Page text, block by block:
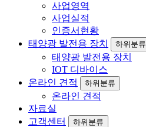
사업영역
사업실적
인증서현황
태양광 발전용 장치
하위분류
태양광 발전용 장치
IOT 디바이스
온라인 견적
하위분류
온라인 견적
자료실
고객센터
하위분류